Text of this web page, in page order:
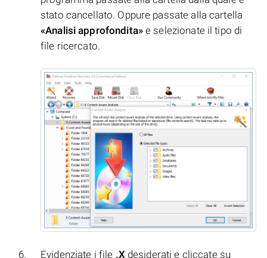
stato cancellato. Oppure passate alla cartella
«Analisi approfondita»e selezionate il tipo di
file ricercato.
Evidenziate i file .Xdesiderati e cliccate su